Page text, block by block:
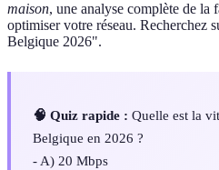
maison, une analyse complète de la
optimiser votre réseau. Recherchez
Belgique 2026".
🧠 Quiz rapide : Quelle est la
Belgique en 2026 ?
- A) 20 Mbps